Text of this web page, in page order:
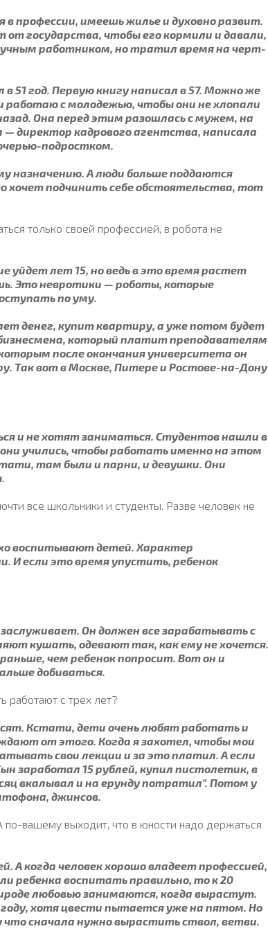
профессии, имеешь жилье и духовно развит.
государства, чтобы его кормили и давали,
работником, но тратил время на черт-
51 год. Первую книгу написал в 57. Можно же
работаю с молодежью, чтобы они не хлопали
Она перед этим разошлась с мужем, на
— директор кадрового агентства, написала
подростком.
назначению. А люди больше поддаются
хочет подчинить себе обстоятельства, тот
только своей профессией, в робота не
уйдет лет 15, но ведь в это время растет
Это невротики — роботы, которые
по уму.
денег, купит квартиру, а уже потом будет
который платит преподавателям
после окончания университета он
Так вот в Москве, Питере и Ростове-на-Дону
и не хотят заниматься. Студентов нашли в
учились, чтобы работать именно на этом
там были и парни, и девушки. Они
все школьники и студенты. Разве человек не
воспитывают детей. Характер
И если это время упустить, ребенок
Он должен все зарабатывать с
кушать, одевают так, как ему не хочется.
чем ребенок попросит. Вот он и
добиваться.
работают с трех лет?
Кстати, дети очень любят работать и
от этого. Когда я захотел, чтобы мои
свои лекции и за это платил. А если
заработал 15 рублей, купил пистолетик, в
вкалывал и на ерунду потратил". Потом у
джинсов.
вашему выходит, что в юности надо держаться
А когда человек хорошо владеет профессией,
ребенка воспитать правильно, то к 20
любовью занимаются, когда вырастут.
хотя цвести пытается уже на пятом. Но
сначала нужно вырастить ствол, ветви.